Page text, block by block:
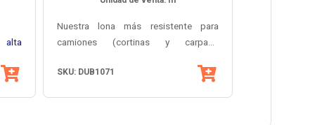
Nuestra lona más resistente para
camiones (cortinas y carpas).
máxima tecnología, para destacar su
SKU: DUB1071